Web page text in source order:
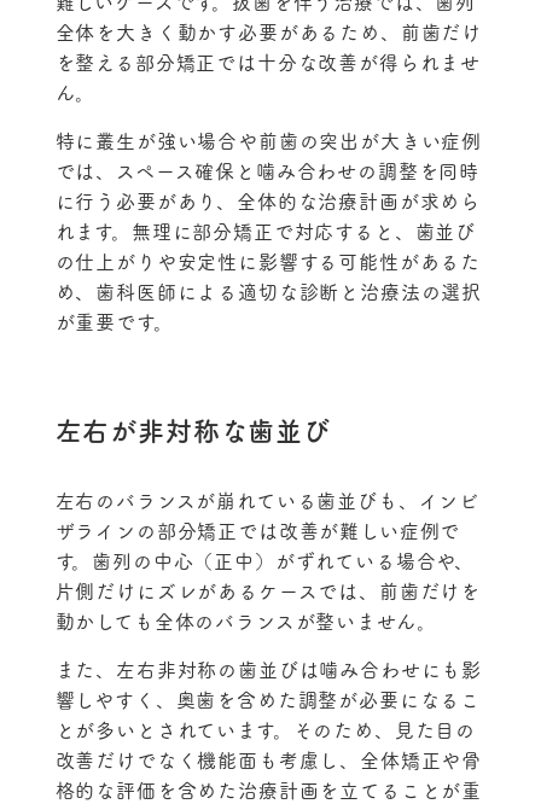
全体を大きく動かす必要があるため、前歯だけ
を整える部分矯正では十分な改善が得られませ
ん。
特に叢生が強い場合や前歯の突出が大きい症例
では、スペース確保と噛み合わせの調整を同時
に行う必要があり、全体的な治療計画が求めら
れます。無理に部分矯正で対応すると、歯並び
の仕上がりや安定性に影響する可能性があるた
め、歯科医師による適切な診断と治療法の選択
が重要です。
左右が非対称な歯並び
左右のバランスが崩れている歯並びも、インビ
ザラインの部分矯正では改善が難しい症例で
す。歯列の中心（正中）がずれている場合や、
片側だけにズレがあるケースでは、前歯だけを
動かしても全体のバランスが整いません。
また、左右非対称の歯並びは噛み合わせにも影
響しやすく、奥歯を含めた調整が必要になるこ
とが多いとされています。そのため、見た目の
改善だけでなく機能面も考慮し、全体矯正や骨
格的な評価を含めた治療計画を立てることが重